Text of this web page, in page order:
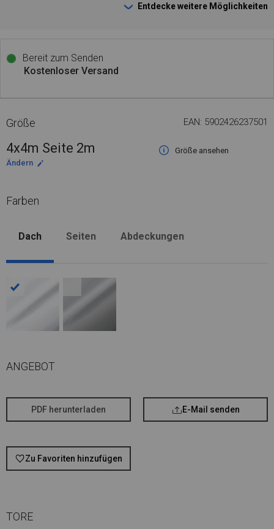
Entdecke weitere Möglichkeiten
Bereit zum Senden
Kostenloser Versand
Größe EAN: 5902426237501
4x4m Seite 2m
Größe ansehen
Ändern
Farben
Dach Seiten Abdeckungen
ANGEBOT
PDF herunterladen E-Mail senden
Zu Favoriten hinzufügen
TORE